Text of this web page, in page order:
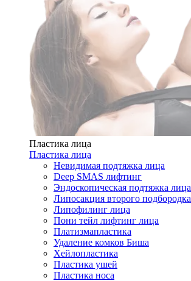
Пластика лица
Пластика лица
Невидимая подтяжка лица
Deep SMAS лифтинг
Эндоскопическая подтяжка лица
Липосакция второго подбородка
Липофилинг лица
Пони тейл лифтинг лица
Платизмапластика
Удаление комков Биша
Хейлопластика
Пластика ушей
Пластика носа